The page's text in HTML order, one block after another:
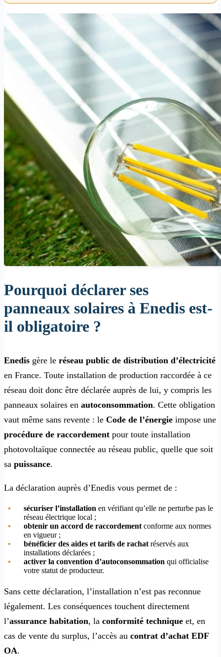
Pourquoi déclarer ses
panneaux solaires à Enedis est-
il obligatoire ?
Enedis gère le réseau public de distribution d’électricité
en France. Toute installation de production raccordée à ce
réseau doit donc être déclarée auprès de lui, y compris les
panneaux solaires en autoconsommation. Cette obligation
vaut même sans revente : le Code de l’énergie impose une
procédure de raccordement pour toute installation
photovoltaïque connectée au réseau public, quelle que soit
sa puissance.
La déclaration auprès d’Enedis vous permet de :
sécuriser l’installation en vérifiant qu’elle ne perturbe pas le
réseau électrique local ;
obtenir un accord de raccordement conforme aux normes
en vigueur ;
bénéficier des aides et tarifs de rachat réservés aux
installations déclarées ;
activer la convention d’autoconsommation qui officialise
votre statut de producteur.
Sans cette déclaration, l’installation n’est pas reconnue
légalement. Les conséquences touchent directement
l’assurance habitation, la conformité technique et, en
cas de vente du surplus, l’accès au contrat d’achat EDF
OA.